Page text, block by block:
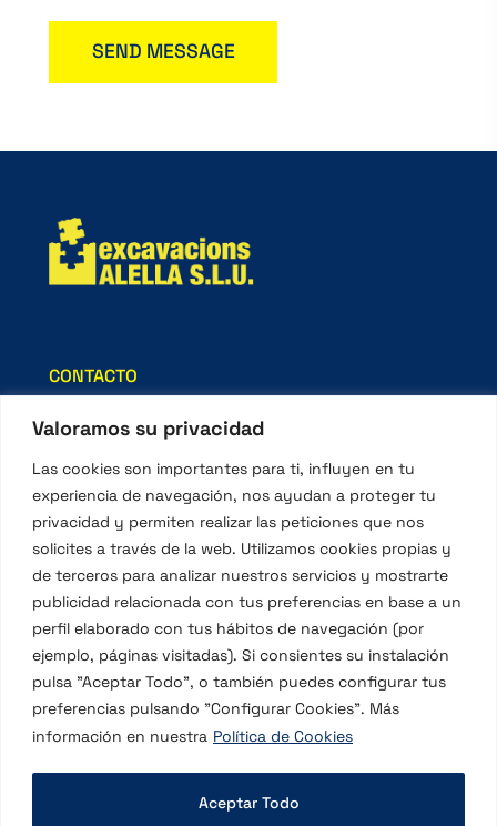
Valoramos su privacidad
Las cookies son importantes para ti, influyen en tu
experiencia de navegación, nos ayudan a proteger tu
privacidad y permiten realizar las peticiones que nos
solicites a través de la web. Utilizamos cookies propias y
de terceros para analizar nuestros servicios y mostrarte
publicidad relacionada con tus preferencias en base a un
perfil elaborado con tus hábitos de navegación (por
ejemplo, páginas visitadas). Si consientes su instalación
pulsa "Aceptar Todo", o también puedes configurar tus
preferencias pulsando "Configurar Cookies". Más
información en nuestra Política de Cookies
Aceptar Todo
CONTACTO
C/Santa Teresa, 3
08328 Alella Barcelona
Tel.: 935 403 009
info@excavacionesalella.es
ENLACES DE INTERÉS
Recogida de Sacos
Trámite de Certificado
Política de Cookies